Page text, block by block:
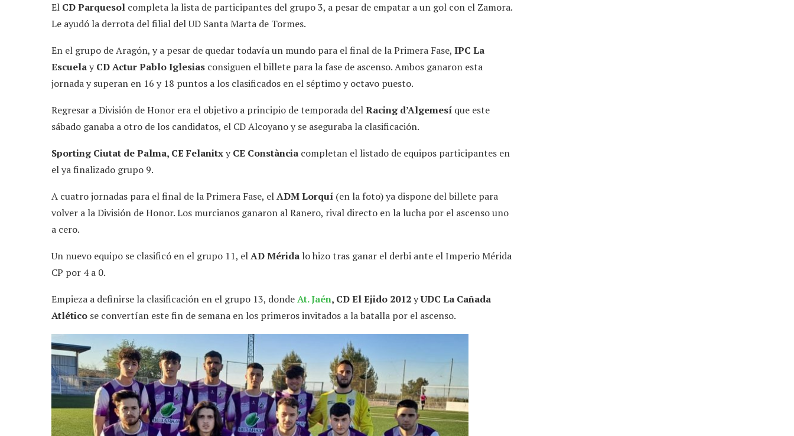
El CD Parquesol completa la lista de participantes del grupo 3, a pesar de empatar a un gol con el Zamora.
Le ayudó la derrota del filial del UD Santa Marta de Tormes.
En el grupo de Aragón, y a pesar de quedar todavía un mundo para el final de la Primera Fase, IPC La
EscuelayCD Actur Pablo Iglesias consiguen el billete para la fase de ascenso. Ambos ganaron esta
jornada y superan en 16 y 18 puntos a los clasificados en el séptimo y octavo puesto.
Regresar a División de Honor era el objetivo a principio de temporada delRacing d’Algemesí que este
sábado ganaba a otro de los candidatos, el CD Alcoyano y se aseguraba la clasificación.
Sporting Ciutat de Palma, CE FelanitxyCE Constància completan el listado de equipos participantes en
el ya finalizado grupo 9.
A cuatro jornadas para el final de la Primera Fase, elADM Lorquí (en la foto) ya dispone del billete para
volver a la División de Honor. Los murcianos ganaron al Ranero, rival directo en la lucha por el ascenso uno
a cero.
Un nuevo equipo se clasificó en el grupo 11, elAD Mérida lo hizo tras ganar el derbi ante el Imperio Mérida
CP por 4 a 0.
Empieza a definirse la clasificación en el grupo 13, dondeAt. Jaén, CD El Ejido 2012yUDC La Cañada
Atlético se convertían este fin de semana en los primeros invitados a la batalla por el ascenso.